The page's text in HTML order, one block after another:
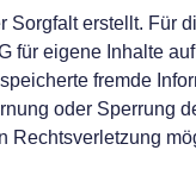
Sorgfalt erstellt.
für eigene Inhalte
fremde
oder Sperrung
Rechtsverletzung